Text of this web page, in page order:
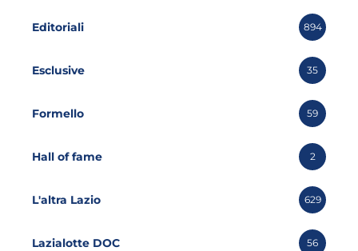
Editoriali 894
Esclusive 35
Formello 59
Hall of fame 2
L'altra Lazio 629
Lazialotte DOC 56